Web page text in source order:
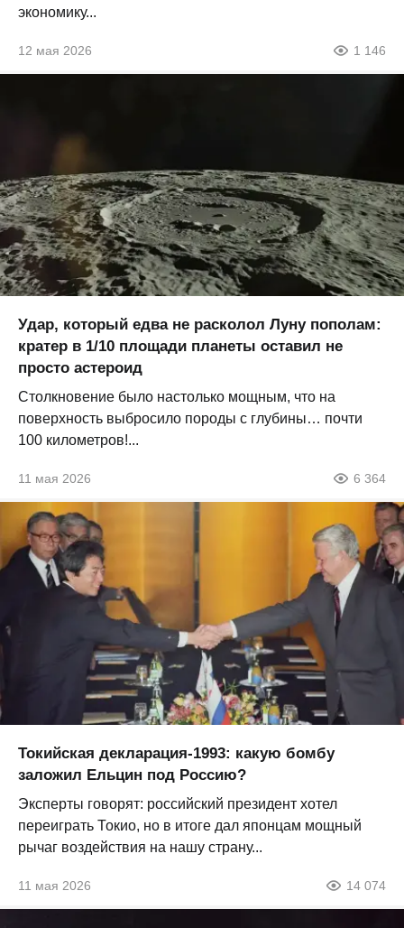
экономику...
12 мая 2026 1 146
Удар, который едва не расколол Луну пополам:
кратер в 1/10 площади планеты оставил не
просто астероид
Столкновение было настолько мощным, что на
поверхность выбросило породы с глубины… почти
100 километров!...
11 мая 2026 6 364
Токийская декларация-1993: какую бомбу
заложил Ельцин под Россию?
Эксперты говорят: российский президент хотел
переиграть Токио, но в итоге дал японцам мощный
рычаг воздействия на нашу страну...
11 мая 2026 14 074